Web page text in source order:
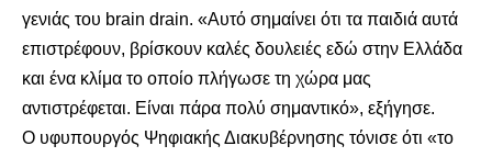
γενιάς του brain drain. «Αυτό σημαίνει ότι τα παιδιά αυτά
επιστρέφουν, βρίσκουν καλές δουλειές εδώ στην Ελλάδα
και ένα κλίμα το οποίο πλήγωσε τη χώρα μας
αντιστρέφεται. Είναι πάρα πολύ σημαντικό», εξήγησε.
Ο υφυπουργός Ψηφιακής Διακυβέρνησης τόνισε ότι «το